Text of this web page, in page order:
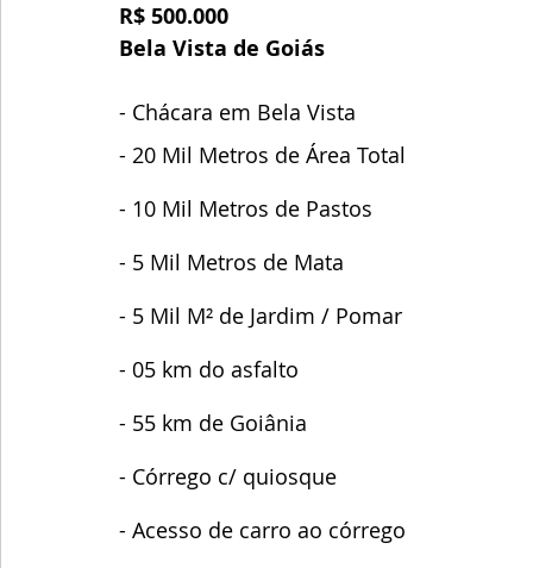
R$ 500.000
Bela Vista de Goiás
- Chácara em Bela Vista
- 20 Mil Metros de Área Total
- 10 Mil Metros de Pastos
- 5 Mil Metros de Mata
- 5 Mil M² de Jardim / Pomar
- 05 km do asfalto
- 55 km de Goiânia
- Córrego c/ quiosque
- Acesso de carro ao córrego